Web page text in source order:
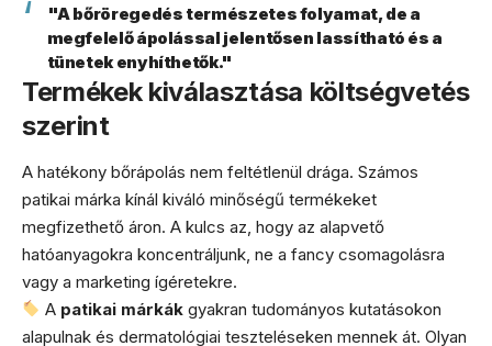
"A bőröregedés természetes folyamat, de a
megfelelő ápolással jelentősen lassítható és a
tünetek enyhíthetők."
Termékek kiválasztása költségvetés
szerint
A hatékony bőrápolás nem feltétlenül drága. Számos
patikai márka kínál kiváló minőségű termékeket
megfizethető áron. A kulcs az, hogy az alapvető
hatóanyagokra koncentráljunk, ne a fancy csomagolásra
vagy a marketing ígéretekre.
A patikai márkák gyakran tudományos kutatásokon
alapulnak és dermatológiai teszteléseken mennek át. Olyan